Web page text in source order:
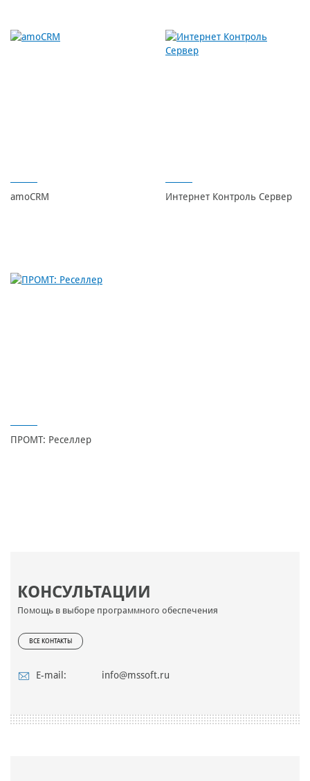
КОНСУЛЬТАЦИИ
Помощь в выборе программного обеспечения
ВСЕ КОНТАКТЫ
E-mail: info@mssoft.ru
amoCRM Интернет Контроль Сервер
ПРОМТ: Реселлер